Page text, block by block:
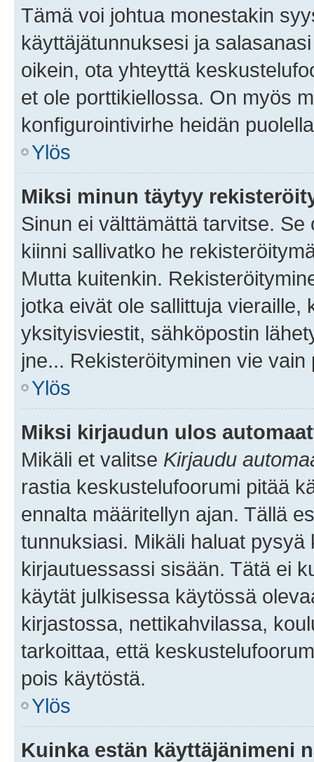
Tämä voi johtua monestakin
käyttäjätunnuksesi ja
oikein, ota yhteyttä
et ole porttikiellossa. On myös
konfigurointivirhe heidän
Ylös
Miksi minun täytyy
Sinun ei välttämättä tarvitse.
kiinni sallivatko he
Mutta kuitenkin.
jotka eivät ole sallittuja vieraille,
yksityisviestit, sähköpostin
jne... Rekisteröityminen vie
Ylös
Miksi kirjaudun ulos
Mikäli et valitse Kirjaudu
rastia keskustelufoorumi pitää
ennalta määritellyn ajan. Tällä
tunnuksiasi. Mikäli haluat
kirjautuessassi sisään. Tätä ei
käytät julkisessa käytössä
kirjastossa, nettikahvilassa,
tarkoittaa, että
pois käytöstä.
Ylös
Kuinka estän käyttäjänimeni